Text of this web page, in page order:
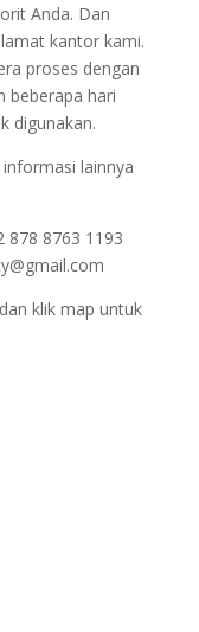
Anda. Dan
kantor kami.
proses dengan
beberapa hari
digunakan.
lainnya
878 8763 1193
klik map untuk